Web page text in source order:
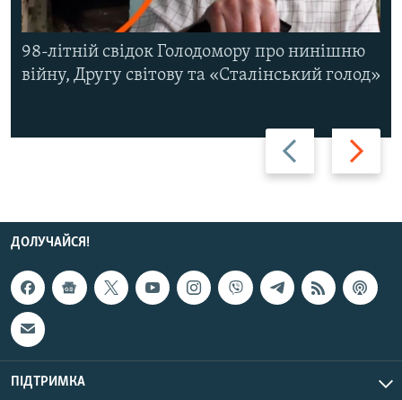
Назад Вперед
98-літній свідок Голодомору про нинішню
війну, Другу світову та «Сталінський голод»
ДОЛУЧАЙСЯ!
ПІДТРИМКА